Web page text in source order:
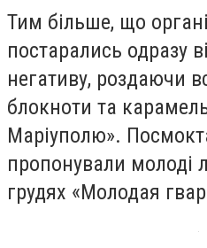
Тим більше, що
постарались одразу
негативу, роздаючи
блокноти та
Маріуполю».
пропонували
грудях «Молодая